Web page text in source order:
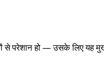
से परेशान हो — उसके लिए यह